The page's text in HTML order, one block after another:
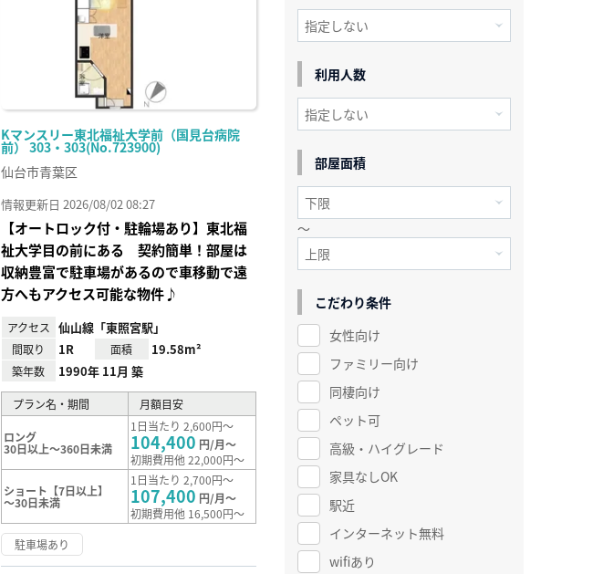
Kマンスリー東北福祉大学前（国見台病院
前） 303・303(No.723900)
仙台市青葉区
情報更新日 2026/08/02 08:27
【オートロック付・駐輪場あり】東北福
祉大学目の前にある 契約簡単！部屋は
収納豊富で駐車場があるので車移動で遠
方へもアクセス可能な物件♪
アクセス 仙山線「東照宮駅」
間取り 1R 面積 19.58m²
築年数 1990年 11月 築
プラン名・期間 月額目安
ロング
30日以上～360日未満
1日当たり 2,600円～
104,400 円/月～
初期費用他 22,000円～
ショート【7日以上】
～30日未満
1日当たり 2,700円～
107,400 円/月～
初期費用他 16,500円～
駐車場あり
利用人数
部屋面積
～
こだわり条件
女性向け
ファミリー向け
同棲向け
ペット可
高級・ハイグレード
家具なしOK
駅近
インターネット無料
wifiあり